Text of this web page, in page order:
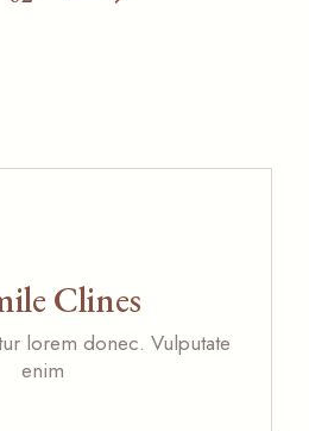
Clines
lorem donec. Vulputate
enim